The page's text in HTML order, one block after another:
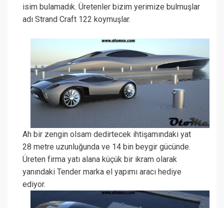
isim bulamadık. Üretenler bizim yerimize bulmuşlar
adı Strand Craft 122 koymuşlar.
Ah bir zengin olsam dedirtecek ihtişamındaki yat
28 metre uzunluğunda ve 14 bin beygir gücünde.
Üreten firma yatı alana küçük bir ikram olarak
yanındaki Tender marka el yapımı aracı hediye
ediyor.